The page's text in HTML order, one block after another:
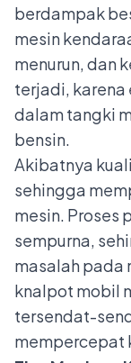
berdampak
mesin
menurun, dan
terjadi, karena
dalam tangki
bensin.
Akibatnya
sehingga
mesin. Proses
sempurna,
masalah pada
knalpot mobil
tersendat-
mempercepat